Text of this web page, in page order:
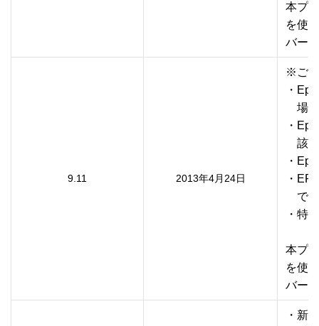
本プ
を使
9.11 2013年4月24日
※ご利
・
場合
・
該当
・
・
で、
・特
本プ
を使
・新